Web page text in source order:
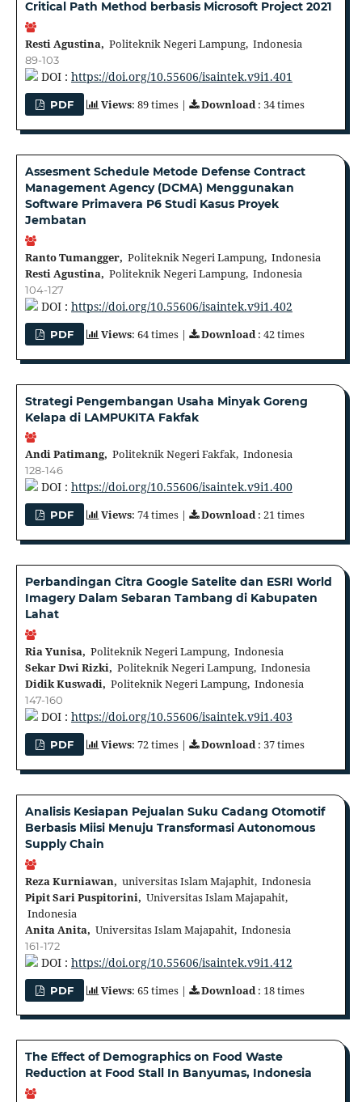
Critical Path Method berbasis Microsoft Project 2021
Resti Agustina, Politeknik Negeri Lampung, Indonesia
89-103
DOI : https://doi.org/10.55606/isaintek.v9i1.401
PDF Views: 89 times | Download: 34 times
Assesment Schedule Metode Defense Contract
Management Agency (DCMA) Menggunakan
Software Primavera P6 Studi Kasus Proyek
Jembatan
Ranto Tumangger, Politeknik Negeri Lampung, Indonesia
Resti Agustina, Politeknik Negeri Lampung, Indonesia
104-127
DOI : https://doi.org/10.55606/isaintek.v9i1.402
PDF Views: 64 times | Download: 42 times
Strategi Pengembangan Usaha Minyak Goreng
Kelapa di LAMPUKITA Fakfak
Andi Patimang, Politeknik Negeri Fakfak, Indonesia
128-146
DOI : https://doi.org/10.55606/isaintek.v9i1.400
PDF Views: 74 times | Download: 21 times
Perbandingan Citra Google Satelite dan ESRI World
Imagery Dalam Sebaran Tambang di Kabupaten
Lahat
Ria Yunisa, Politeknik Negeri Lampung, Indonesia
Sekar Dwi Rizki, Politeknik Negeri Lampung, Indonesia
Didik Kuswadi, Politeknik Negeri Lampung, Indonesia
147-160
DOI : https://doi.org/10.55606/isaintek.v9i1.403
PDF Views: 72 times | Download: 37 times
Analisis Kesiapan Pejualan Suku Cadang Otomotif
Berbasis Miisi Menuju Transformasi Autonomous
Supply Chain
Reza Kurniawan, universitas Islam Majaphit, Indonesia
Pipit Sari Puspitorini, Universitas Islam Majapahit,
Indonesia
Anita Anita, Universitas Islam Majapahit, Indonesia
161-172
DOI : https://doi.org/10.55606/isaintek.v9i1.412
PDF Views: 65 times | Download: 18 times
The Effect of Demographics on Food Waste
Reduction at Food Stall In Banyumas, Indonesia